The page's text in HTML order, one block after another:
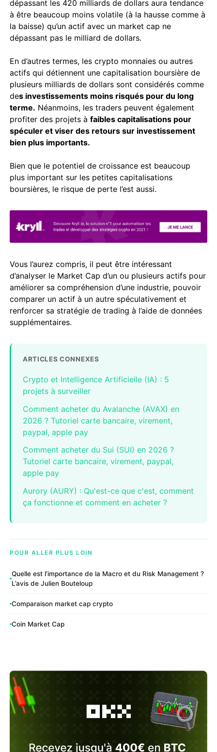
dépassant les 420 milliards de dollars aura tendance
à être beaucoup moins volatile (à la hausse comme à
la baisse) qu’un actif avec un market cap ne
dépassant pas le milliard de dollars.
En d’autres termes, les crypto monnaies ou autres
actifs qui détiennent une capitalisation boursière de
plusieurs milliards de dollars sont considérés comme
des investissements moins risqués pour du long
terme. Néanmoins, les traders peuvent également
profiter des projets à faibles capitalisations pour
spéculer et viser des retours sur investissement
bien plus importants.
Bien que le potentiel de croissance est beaucoup
plus important sur les petites capitalisations
boursières, le risque de perte l’est aussi.
Vous l’aurez compris, il peut être intéressant
d’analyser le Market Cap d’un ou plusieurs actifs pour
améliorer sa compréhension d’une industrie, pouvoir
comparer un actif à un autre spéculativement et
renforcer sa stratégie de trading à l’aide de données
supplémentaires.
ARTICLES CONNEXES
Crypto et Intelligence Artificielle (IA) : 5
projets à surveiller
Comment acheter du Avalanche (AVAX) en
2026 ? Tutoriel carte bancaire, virement,
paypal, apple pay
Comment acheter du Sui (SUI) en 2026 ?
Tutoriel carte bancaire, virement, paypal,
apple pay
Aurory (AURY) : Qu'est-ce que c'est, comment
ça fonctionne et comment en acheter ?
POUR ALLER PLUS LOIN
Quelle est l’importance de la Macro et du Risk Management ?
L’avis de Julien Bouteloup
Comparaison market cap crypto
Coin Market Cap